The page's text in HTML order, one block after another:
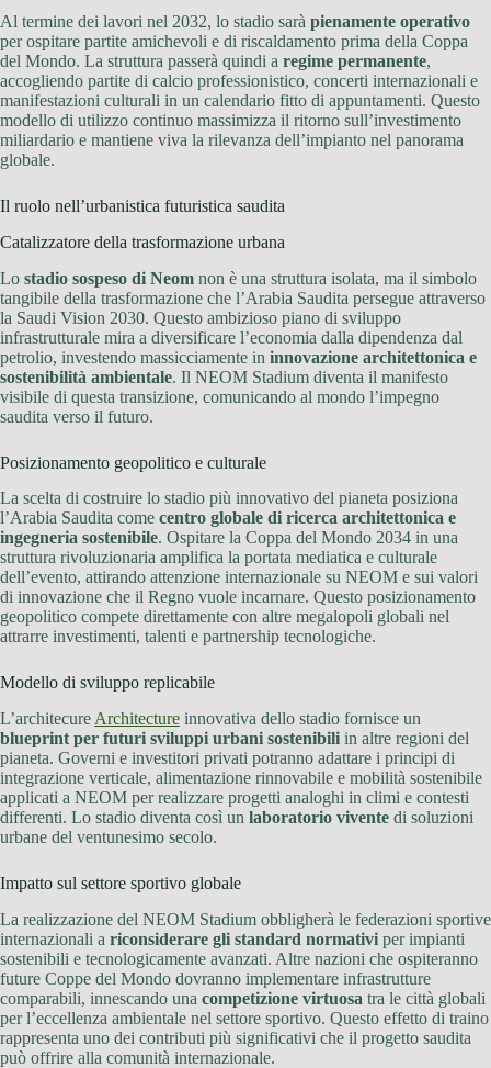
Al termine dei lavori nel 2032, lo stadio sarà pienamente operativo
per ospitare partite amichevoli e di riscaldamento prima della Coppa
del Mondo. La struttura passerà quindi a regime permanente,
accogliendo partite di calcio professionistico, concerti internazionali e
manifestazioni culturali in un calendario fitto di appuntamenti. Questo
modello di utilizzo continuo massimizza il ritorno sull’investimento
miliardario e mantiene viva la rilevanza dell’impianto nel panorama
globale.
Il ruolo nell’urbanistica futuristica saudita
Catalizzatore della trasformazione urbana
Lo stadio sospeso di Neom non è una struttura isolata, ma il simbolo
tangibile della trasformazione che l’Arabia Saudita persegue attraverso
la Saudi Vision 2030. Questo ambizioso piano di sviluppo
infrastrutturale mira a diversificare l’economia dalla dipendenza dal
petrolio, investendo massicciamente in innovazione architettonica e
sostenibilità ambientale. Il NEOM Stadium diventa il manifesto
visibile di questa transizione, comunicando al mondo l’impegno
saudita verso il futuro.
Posizionamento geopolitico e culturale
La scelta di costruire lo stadio più innovativo del pianeta posiziona
l’Arabia Saudita come centro globale di ricerca architettonica e
ingegneria sostenibile. Ospitare la Coppa del Mondo 2034 in una
struttura rivoluzionaria amplifica la portata mediatica e culturale
dell’evento, attirando attenzione internazionale su NEOM e sui valori
di innovazione che il Regno vuole incarnare. Questo posizionamento
geopolitico compete direttamente con altre megalopoli globali nel
attrarre investimenti, talenti e partnership tecnologiche.
Modello di sviluppo replicabile
L’architecure Architecture innovativa dello stadio fornisce un
blueprint per futuri sviluppi urbani sostenibili in altre regioni del
pianeta. Governi e investitori privati potranno adattare i principi di
integrazione verticale, alimentazione rinnovabile e mobilità sostenibile
applicati a NEOM per realizzare progetti analoghi in climi e contesti
differenti. Lo stadio diventa così un laboratorio vivente di soluzioni
urbane del ventunesimo secolo.
Impatto sul settore sportivo globale
La realizzazione del NEOM Stadium obbligherà le federazioni sportive
internazionali a riconsiderare gli standard normativi per impianti
sostenibili e tecnologicamente avanzati. Altre nazioni che ospiteranno
future Coppe del Mondo dovranno implementare infrastrutture
comparabili, innescando una competizione virtuosa tra le città globali
per l’eccellenza ambientale nel settore sportivo. Questo effetto di traino
rappresenta uno dei contributi più significativi che il progetto saudita
può offrire alla comunità internazionale.